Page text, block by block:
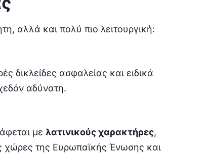
αλλά και πολύ πιο λειτουργική:
δικλείδες ασφαλείας και ειδικά
αδύνατη.
με λατινικούς χαρακτήρες,
χώρες της Ευρωπαϊκής Ένωσης και